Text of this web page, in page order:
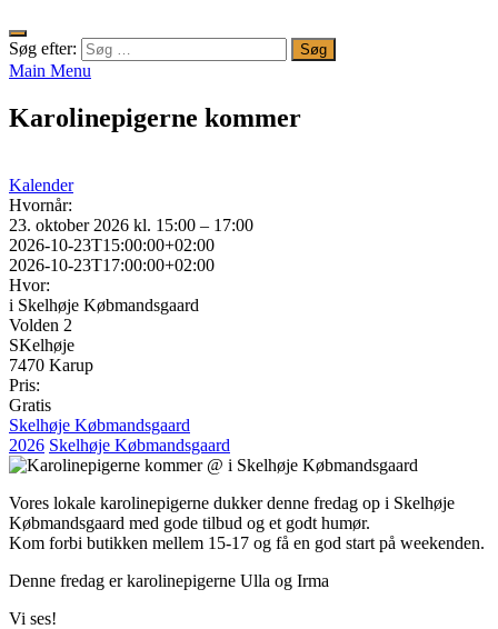
Søg efter:
Main Menu
Karolinepigerne kommer
Kalender
Hvornår:
23. oktober 2026 kl. 15:00 – 17:00
2026-10-23T15:00:00+02:00
2026-10-23T17:00:00+02:00
Hvor:
i Skelhøje Købmandsgaard
Volden 2
SKelhøje
7470 Karup
Pris:
Gratis
Skelhøje Købmandsgaard
2026 Skelhøje Købmandsgaard
Vores lokale karolinepigerne dukker denne fredag op i Skelhøje
Købmandsgaard med gode tilbud og et godt humør.
Kom forbi butikken mellem 15-17 og få en god start på weekenden.
Denne fredag er karolinepigerne Ulla og Irma
Vi ses!